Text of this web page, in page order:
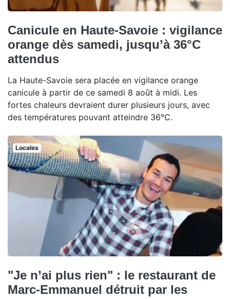
Canicule en Haute-Savoie : vigilance
orange dès samedi, jusqu’à 36°C
attendus
La Haute-Savoie sera placée en vigilance orange
canicule à partir de ce samedi 8 août à midi. Les
fortes chaleurs devraient durer plusieurs jours, avec
des températures pouvant atteindre 36°C.
Locales
"Je n’ai plus rien" : le restaurant de
Marc-Emmanuel détruit par les